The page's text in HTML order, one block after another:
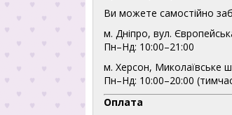
Ви можете самостійно
м. Дніпро, вул.
Пн–Нд: 10:00–21:00
м. Херсон, Миколаївське
Пн–Нд: 10:00–20:00
Оплата